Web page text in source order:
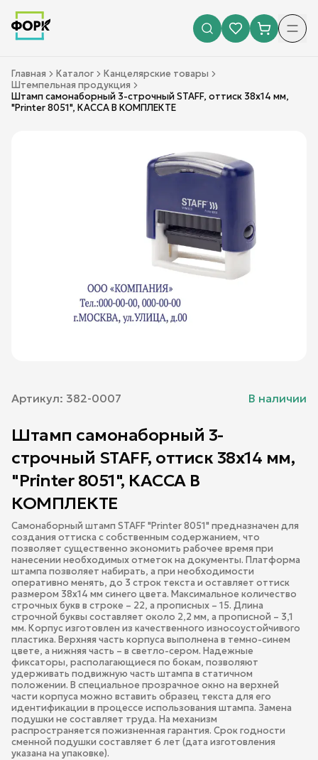
Главная Каталог
Канцелярские товары
Штемпельная продукция
Штамп самонаборный 3-строчный STAFF, оттиск 38х14 мм,
"Printer 8051", КАССА В КОМПЛЕКТЕ
Артикул: 382-0007 В наличии
Штамп самонаборный 3-
строчный STAFF, оттиск 38х14 мм,
"Printer 8051", КАССА В
КОМПЛЕКТЕ
Самонаборный штамп STAFF "Printer 8051" предназначен для
создания оттиска с собственным содержанием, что
позволяет существенно экономить рабочее время при
нанесении необходимых отметок на документы. Платформа
штампа позволяет набирать, а при необходимости
оперативно менять, до 3 строк текста и оставляет оттиск
размером 38х14 мм синего цвета. Максимальное количество
строчных букв в строке – 22, а прописных – 15. Длина
строчной буквы составляет около 2,2 мм, а прописной – 3,1
мм. Корпус изготовлен из качественного износоустойчивого
пластика. Верхняя часть корпуса выполнена в темно-синем
цвете, а нижняя часть – в светло-сером. Надежные
фиксаторы, располагающиеся по бокам, позволяют
удерживать подвижную часть штампа в статичном
положении. В специальное прозрачное окно на верхней
части корпуса можно вставить образец текста для его
идентификации в процессе использования штампа. Замена
подушки не составляет труда. На механизм
распространяется пожизненная гарантия. Срок годности
сменной подушки составляет 6 лет (дата изготовления
указана на упаковке).